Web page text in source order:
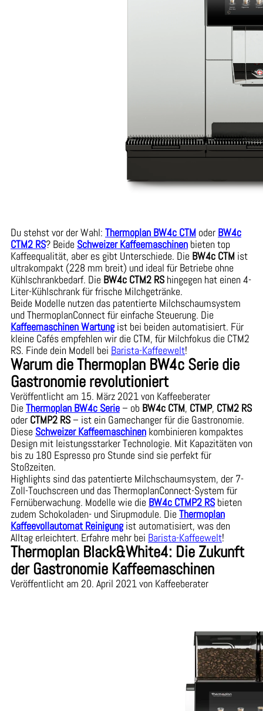
Du stehst vor der Wahl: Thermoplan BW4c CTM oder BW4c
CTM2 RS? Beide Schweizer Kaffeemaschinen bieten top
Kaffeequalität, aber es gibt Unterschiede. Die BW4c CTM ist
ultrakompakt (228 mm breit) und ideal für Betriebe ohne
Kühlschrankbedarf. Die BW4c CTM2 RS hingegen hat einen 4-
Liter-Kühlschrank für frische Milchgetränke.
Beide Modelle nutzen das patentierte Milchschaumsystem
und ThermoplanConnect für einfache Steuerung. Die
Kaffeemaschinen Wartung ist bei beiden automatisiert. Für
kleine Cafés empfehlen wir die CTM, für Milchfokus die CTM2
RS. Finde dein Modell bei Barista-Kaffeewelt!
Warum die Thermoplan BW4c Serie die
Gastronomie revolutioniert
Veröffentlicht am 15. März 2021 von Kaffeeberater
DieThermoplan BW4c Serie – ob BW4c CTM, CTMP, CTM2 RS
oder CTMP2 RS – ist ein Gamechanger für die Gastronomie.
Diese Schweizer Kaffeemaschinen kombinieren kompaktes
Design mit leistungsstarker Technologie. Mit Kapazitäten von
bis zu 180 Espresso pro Stunde sind sie perfekt für
Stoßzeiten.
Highlights sind das patentierte Milchschaumsystem, der 7-
Zoll-Touchscreen und das ThermoplanConnect-System für
Fernüberwachung. Modelle wie die BW4c CTMP2 RS bieten
zudem Schokoladen- und Sirupmodule. DieThermoplan
Kaffeevollautomat Reinigung ist automatisiert, was den
Alltag erleichtert. Erfahre mehr bei Barista-Kaffeewelt!
Thermoplan Black&White4: Die Zukunft
der Gastronomie Kaffeemaschinen
Veröffentlicht am 20. April 2021 von Kaffeeberater